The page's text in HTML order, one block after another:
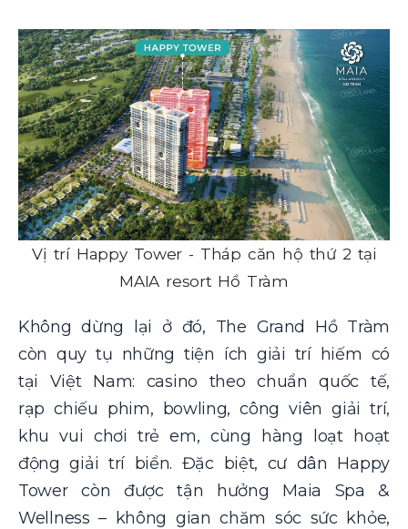
Vị trí Happy Tower - Tháp căn hộ thứ 2 tại
MAIA resort Hồ Tràm
Không dừng lại ở đó, The Grand Hồ Tràm
còn quy tụ những tiện ích giải trí hiếm có
tại Việt Nam: casino theo chuẩn quốc tế,
rạp chiếu phim, bowling, công viên giải trí,
khu vui chơi trẻ em, cùng hàng loạt hoạt
động giải trí biển. Đặc biệt, cư dân Happy
Tower còn được tận hưởng Maia Spa &
Wellness – không gian chăm sóc sức khỏe,